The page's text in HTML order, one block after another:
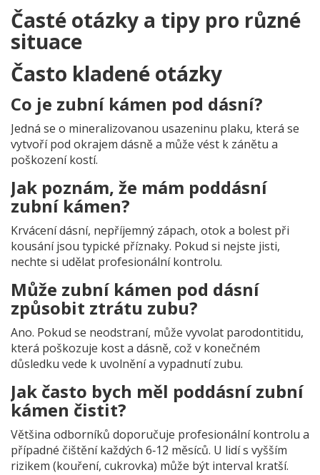
Časté otázky a tipy pro různé
situace
Často kladené otázky
Co je zubní kámen pod dásní?
Jedná se o mineralizovanou usazeninu plaku, která se
vytvoří pod okrajem dásně a může vést k zánětu a
poškození kostí.
Jak poznám, že mám poddásní
zubní kámen?
Krvácení dásní, nepříjemný zápach, otok a bolest při
kousání jsou typické příznaky. Pokud si nejste jisti,
nechte si udělat profesionální kontrolu.
Může zubní kámen pod dásní
způsobit ztrátu zubu?
Ano. Pokud se neodstraní, může vyvolat parodontitidu,
která poškozuje kost a dásně, což v konečném
důsledku vede k uvolnění a vypadnutí zubu.
Jak často bych měl poddásní zubní
kámen čistit?
Většina odborníků doporučuje profesionální kontrolu a
případné čištění každých 6‑12 měsíců. U lidí s vyšším
rizikem (kouření, cukrovka) může být interval kratší.